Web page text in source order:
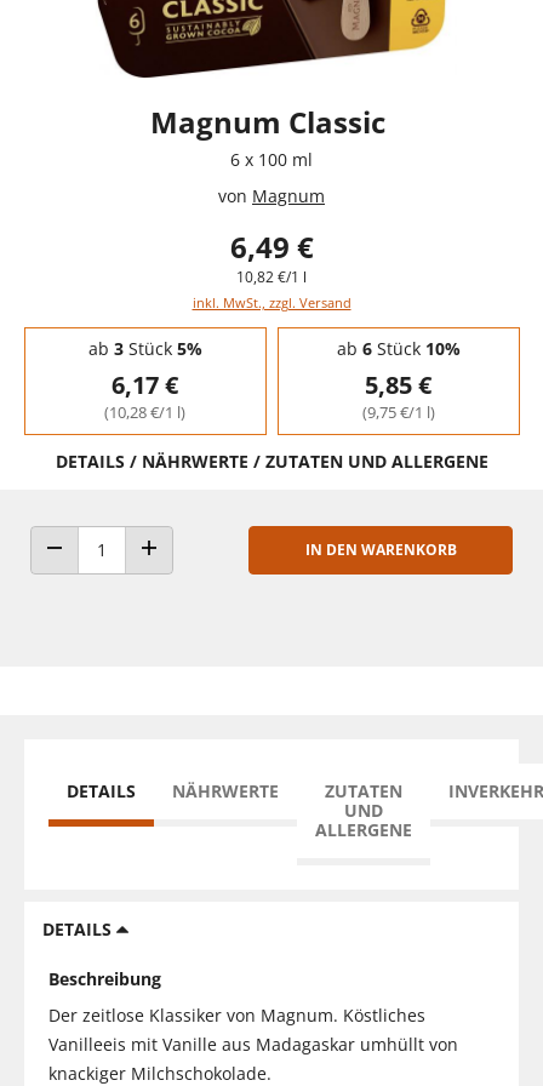
Magnum Classic
6 x 100 ml
von Magnum
6,49 €
10,82 €/1 l
inkl. MwSt., zzgl. Versand
Staffelpreise - Mengenrabatt
ab 3Stück 5%
6,17 €
(10,28 €/1 l)
ab 6Stück 10%
5,85 €
(9,75 €/1 l)
DETAILS / NÄHRWERTE / ZUTATEN UND ALLERGENE
ANZAHL VERRINGERNANZAHL ERHÖHEN
IN DEN WARENKORB
DETAILS NÄHRWERTE
ZUTATEN
UND
ALLERGENE
DETAILS
Beschreibung
Der zeitlose Klassiker von Magnum. Köstliches
Vanilleeis mit Vanille aus Madagaskar umhüllt von
knackiger Milchschokolade.